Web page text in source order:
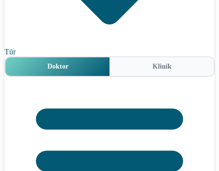
Tür
Doktor Klinik